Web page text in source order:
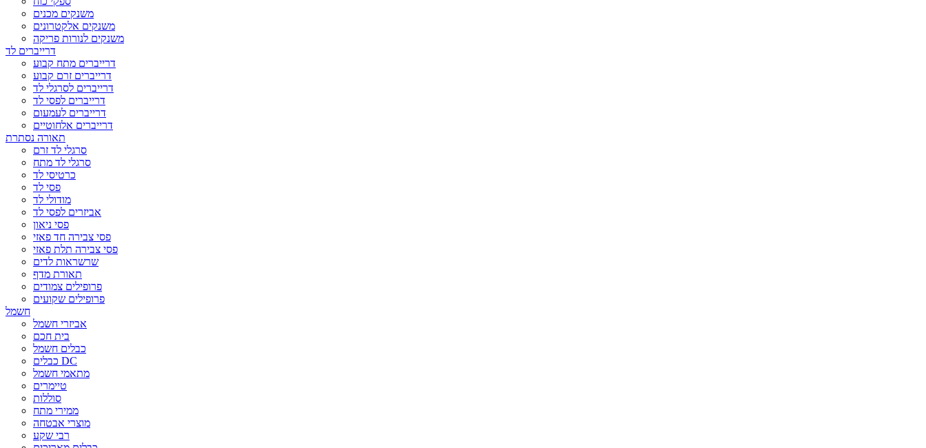
משנקים מכנים
משנקים אלקטרונים
משנקים לנורות פריקה
דרייברים לד
דרייברים מתח קבוע
דרייברים זרם קבוע
דרייברים לסרגלי לד
דרייברים לפסי לד
דרייברים לעמעום
דרייברים אלחוטיים
תאורה נסתרת
סרגלי לד זרם
סרגלי לד מתח
כרטיסי לד
פסי לד
מודולי לד
אביזרים לפסי לד
פסי ניאון
פסי צבירה חד פאזי
פסי צבירה תלת פאזי
שרשראות לדים
תאורת מדף
פרופילים צמודים
פרופילים שקועים
חשמל
אביזרי חשמל
בית חכם
כבלים חשמל
כבלים DC
מתאמי חשמל
טיימרים
סוללות
ממירי מתח
מוצרי אבטחה
רבי שקע